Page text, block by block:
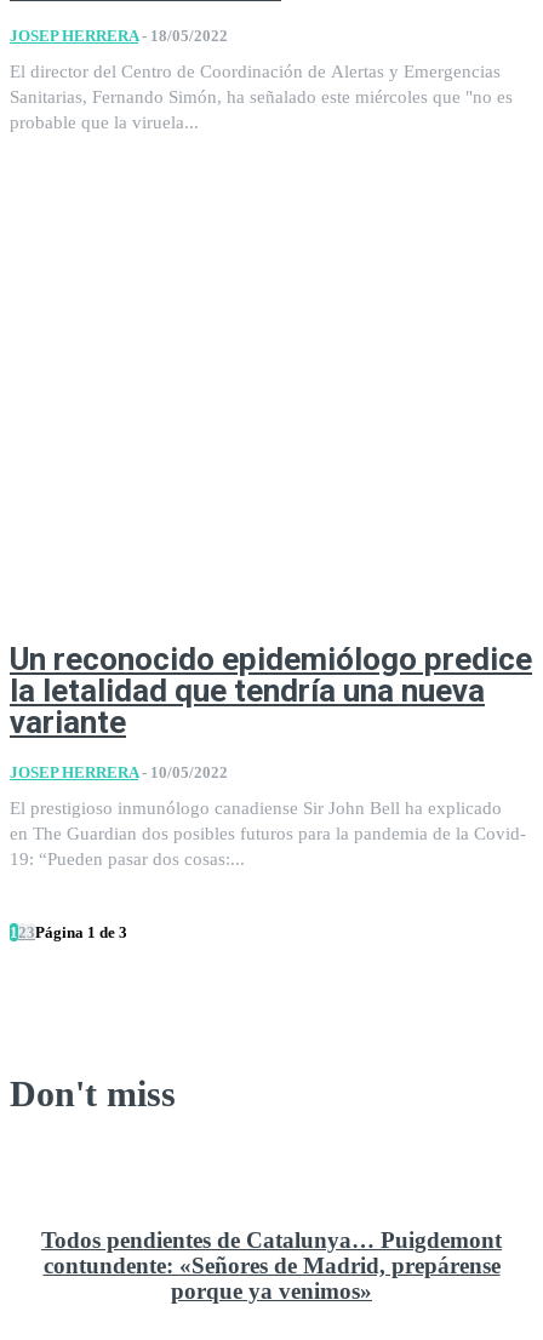
JOSEP HERRERA - 18/05/2022
El director del Centro de Coordinación de Alertas y Emergencias
Sanitarias, Fernando Simón, ha señalado este miércoles que "no es
probable que la viruela...
Un reconocido epidemiólogo predice
la letalidad que tendría una nueva
variante
JOSEP HERRERA - 10/05/2022
El prestigioso inmunólogo canadiense Sir John Bell ha explicado
en The Guardian dos posibles futuros para la pandemia de la Covid-
19: “Pueden pasar dos cosas:...
1 23Página 1 de 3
Don't miss
Todos pendientes de Catalunya… Puigdemont
contundente: «Señores de Madrid, prepárense
porque ya venimos»